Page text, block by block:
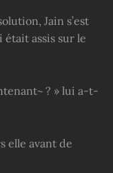
Jain s’est
assis sur le
? » lui a-t-
elle avant de